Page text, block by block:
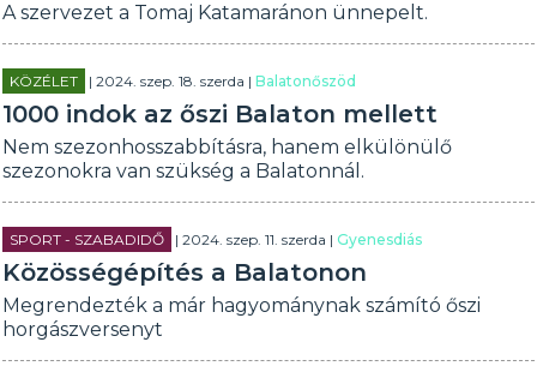
A szervezet a Tomaj Katamaránon ünnepelt.
KÖZÉLET | 2024. szep. 18. szerda |Balatonőszöd
1000 indok az őszi Balaton mellett
Nem szezonhosszabbításra, hanem elkülönülő
szezonokra van szükség a Balatonnál.
SPORT - SZABADIDŐ | 2024. szep. 11. szerda |Gyenesdiás
Közösségépítés a Balatonon
Megrendezték a már hagyománynak számító őszi
horgászversenyt